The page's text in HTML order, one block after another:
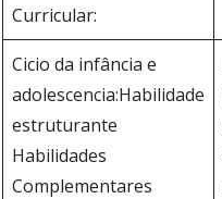
Curricular:
Cicio da infância e
adolescencia:Habilidade
estruturante
Habilidades
Complementares